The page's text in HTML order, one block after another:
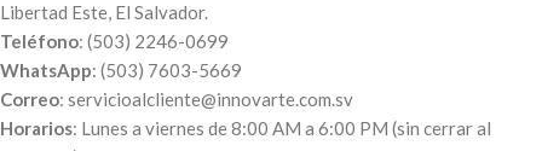
Libertad Este, El Salvador.
Teléfono: (503) 2246-0699
WhatsApp: (503) 7603-5669
Correo: servicioalcliente@innovarte.com.sv
Horarios: Lunes a viernes de 8:00 AM a 6:00 PM (sin cerrar al